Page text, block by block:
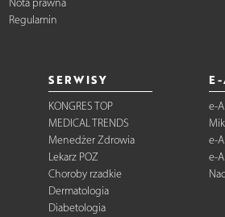
Nota prawna
Regulamin
SERWISY
KONGRES TOP
MEDICAL TRENDS
Menedżer Zdrowia
Lekarz POZ
Choroby rzadkie
Dermatologia
Diabetologia
e-
e-
e-